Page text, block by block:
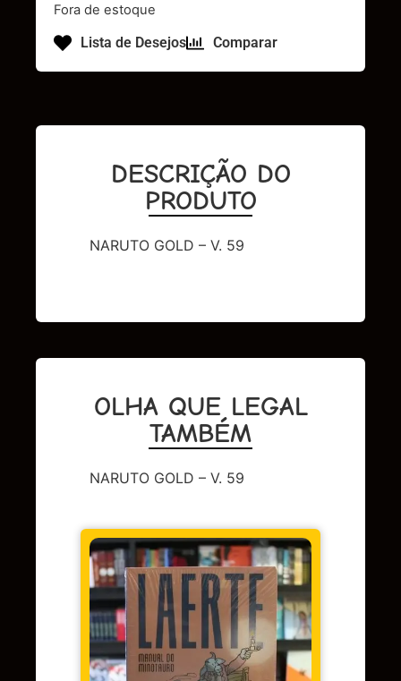
Fora de estoque
Lista de Desejos Comparar
DESCRIÇÃO DO
PRODUTO
NARUTO GOLD – V. 59
OLHA QUE LEGAL
TAMBÉM
NARUTO GOLD – V. 59